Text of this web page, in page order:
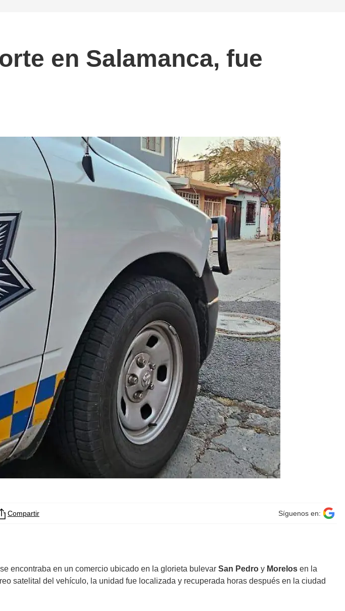
en Salamanca, fue
Compartir Síguenos en:
encontraba en un comercio ubicado en la glorieta bulevar San Pedro y Morelos en la
satelital del vehículo, la unidad fue localizada y recuperada horas después en la ciudad